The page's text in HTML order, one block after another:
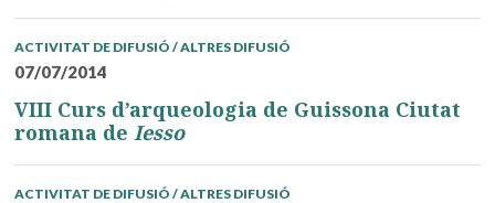
ACTIVITAT DE DIFUSIÓ / ALTRES DIFUSIÓ
07/07/2014
VIII Curs d’arqueologia de Guissona Ciutat
romana deIesso
ACTIVITAT DE DIFUSIÓ / ALTRES DIFUSIÓ